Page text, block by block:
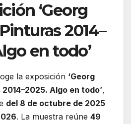
‘Georg
2014–
en todo’
la exposición ‘Georg
Algo en todo’,
del 8 de octubre de 2025
. La muestra reúne 49